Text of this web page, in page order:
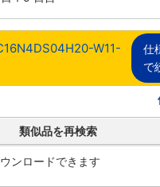
W11-
仕
で
類似品を再検索
ンロードできます